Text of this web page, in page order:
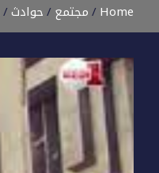
Home مجتمع حوادث